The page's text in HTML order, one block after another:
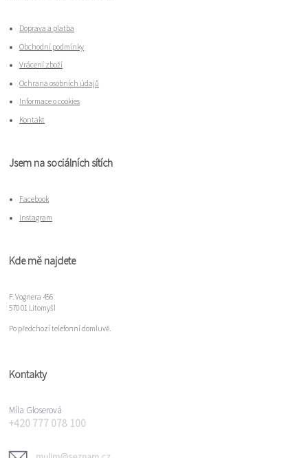
Doprava a platba
Obchodní podmínky
Vrácení zboží
Ochrana osobních údajů
Informace o cookies
Kontakt
Jsem na sociálních sítích
Facebook
Instagram
Kde mě najdete
F. Vognera 456
570 01 Litomyšl
Po předchozí telefonní domluvě.
Kontakty
Míla Gloserová
+420 777 078 100